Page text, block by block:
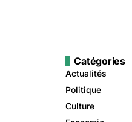
Catégories
Actualités
Politique
Culture